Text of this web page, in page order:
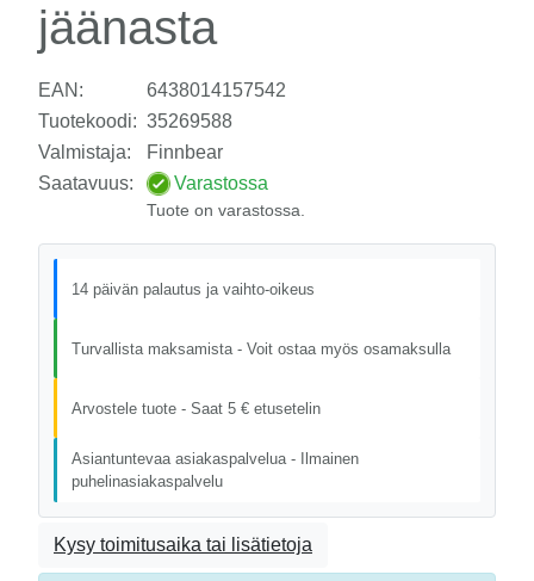
jäänasta
EAN:
6438014157542
Tuotekoodi: 35269588
Valmistaja:
Finnbear
Saatavuus:
Varastossa
Tuote on varastossa.
14 päivän palautus ja vaihto-oikeus
Turvallista maksamista - Voit ostaa myös osamaksulla
Arvostele tuote - Saat 5 € etusetelin
Asiantuntevaa asiakaspalvelua - Ilmainen
puhelinasiakaspalvelu
Kysy toimitusaika tai lisätietoja